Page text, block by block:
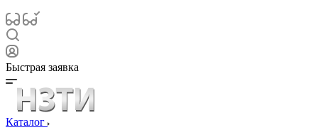
Быстрая заявка
Каталог